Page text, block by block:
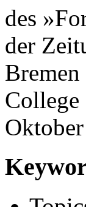
des
der